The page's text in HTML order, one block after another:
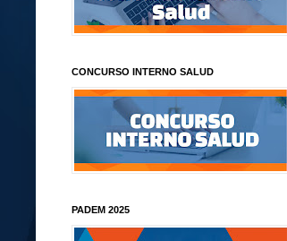
CONCURSO INTERNO SALUD
PADEM 2025